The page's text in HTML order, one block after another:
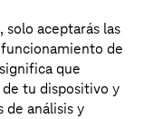
solo aceptarás las
de
que
tu dispositivo y
de análisis y